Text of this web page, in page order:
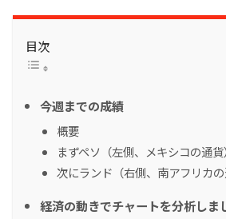
目次
今週までの成績
概要
まずペソ（左側、メキシコの通貨）
次にランド（右側、南アフリカの
経済の動きでチャートを分析しま